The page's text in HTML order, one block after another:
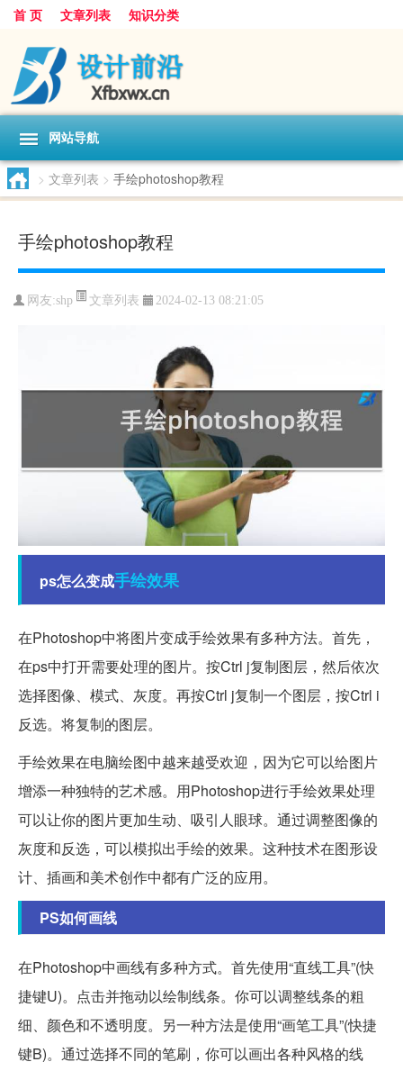
首 页 文章列表 知识分类
网站导航
> 文章列表 > 手绘photoshop教程
手绘photoshop教程
网友:shp 文章列表 2024-02-13 08:21:05
ps怎么变成手绘效果
在Photoshop中将图片变成手绘效果有多种方法。首先，
在ps中打开需要处理的图片。按Ctrl j复制图层，然后依次
选择图像、模式、灰度。再按Ctrl j复制一个图层，按Ctrl i
反选。将复制的图层。
手绘效果在电脑绘图中越来越受欢迎，因为它可以给图片
增添一种独特的艺术感。用Photoshop进行手绘效果处理
可以让你的图片更加生动、吸引人眼球。通过调整图像的
灰度和反选，可以模拟出手绘的效果。这种技术在图形设
计、插画和美术创作中都有广泛的应用。
PS如何画线
在Photoshop中画线有多种方式。首先使用“直线工具”(快
捷键U)。点击并拖动以绘制线条。你可以调整线条的粗
细、颜色和不透明度。另一种方法是使用“画笔工具”(快捷
键B)。通过选择不同的笔刷，你可以画出各种风格的线